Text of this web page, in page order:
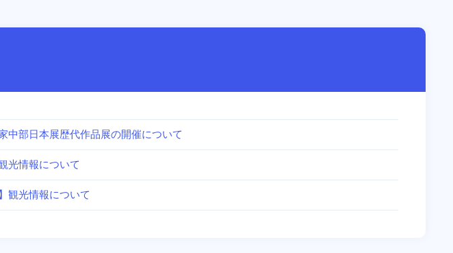
中部日本展歴代作品展の開催について
光情報について
観光情報について